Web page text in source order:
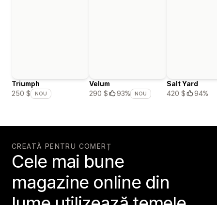
Triumph
250 $
NOU
Velum
290 $
93% NOU
Salt Yard
420 $
94%
CREATĂ PENTRU COMERȚ
Cele mai bune
magazine online din